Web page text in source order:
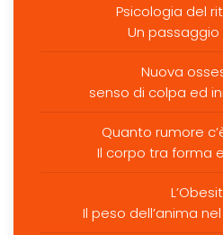
Psicologia del
Un passaggio
Nuova
senso di colpa ed
Quanto rumore
Il corpo tra forma
Il peso dell’anima